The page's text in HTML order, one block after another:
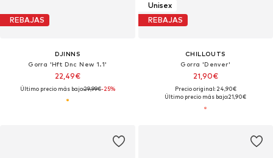
REBAJAS
DJINNS
Gorra 'Hft Dnc New 1.1'
22,49€
Último precio más bajo:29,99€-25%
Unisex
REBAJAS
CHILLOUTS
Gorra 'Denver'
21,90€
Precio original: 24,90€
Último precio más bajo:21,90€